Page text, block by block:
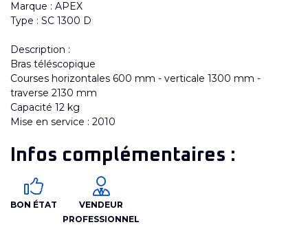
Marque : APEX
Type : SC 1300 D
Description :
Bras téléscopique
Courses horizontales 600 mm - verticale 1300 mm -
traverse 2130 mm
Capacité 12 kg
Mise en service : 2010
Infos complémentaires :
BON ÉTAT
VENDEUR
PROFESSIONNEL